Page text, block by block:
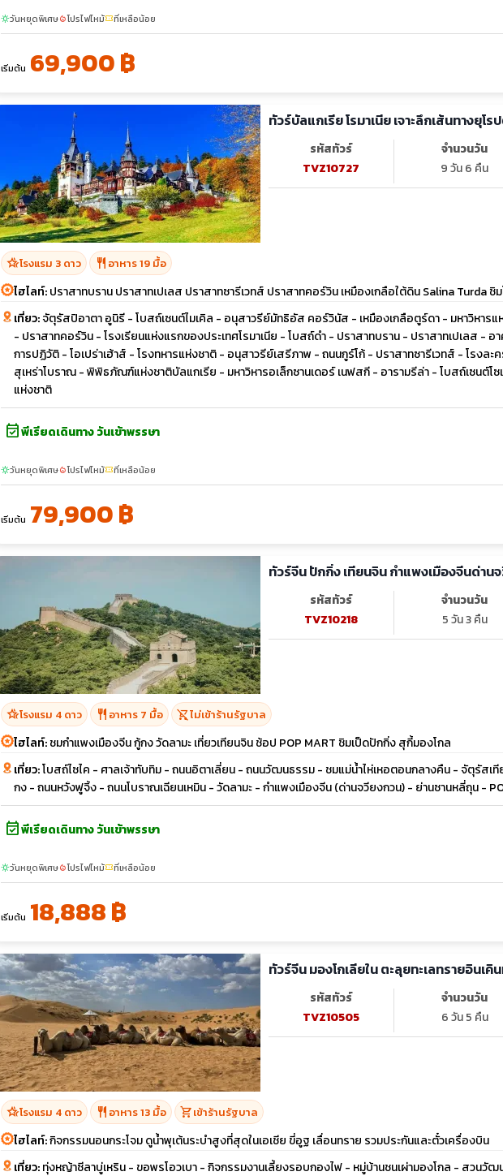
sunnyวันหยุดพิเศษlocal_fire_departmentโปรไฟไหม้confirmation_numberที่เหลือน้อย
เริ่มต้น 69,900 ฿
ทัวร์บัลแกเรีย โรมาเนีย เจาะลึกเส้นทางยุ
รหัสทัวร์
TVZ10727
จำนวนวัน
9 วัน 6 คืน
hotel_classโรงแรม 3 ดาว restaurant อาหาร 19 มื้อ
ไฮไลท์:ปราสาทบราน ปราสาทเปเลส ปราสาทซารีเวทส์ ปราสาทคอร์วิน เหมืองเกลือใต้ดิน Salina Turda ชิ
เที่ยว:จัตุรัสปิอาตา อูนิรี - โบสถ์เซนต์ไมเคิล - อนุสาวรีย์มัทธิอัส คอร์วินัส - เหมืองเกลือตูร์ดา - มหาวิหาร
- ปราสาทคอร์วิน - โรงเรียนแห่งแรกของประเทศโรมาเนีย - โบสถ์ดำ - ปราสาทบราน - ปราสาทเปเลส -
การปฏิวัติ - โอเปร่าเฮ้าส์ - โรงทหารแห่งชาติ - อนุสาวรีย์เสรีภาพ - ถนนกูร์โก้ - ปราสาทซารีเวทส์ - โรงล
สุเหร่าโบราณ - พิพิธภัณฑ์แห่งชาติบัลแกเรีย - มหาวิหารอเล็กซานเดอร์ เนฟสกี - อารามรีล่า - โบสถ์เซนต์โ
แห่งชาติ
event_availableพีเรียดเดินทาง วันเข้าพรรษา
sunnyวันหยุดพิเศษlocal_fire_departmentโปรไฟไหม้confirmation_numberที่เหลือน้อย
เริ่มต้น 79,900 ฿
ทัวร์จีน ปักกิ่ง เทียนจิน กำแพงเมืองจีนด่าน
รหัสทัวร์
TVZ10218
จำนวนวัน
5 วัน 3 คืน
hotel_classโรงแรม 4 ดาว restaurant อาหาร 7 มื้อ shopping_cart_offไม่เข้าร้านรัฐบาล
ไฮไลท์:ชมกำแพงเมืองจีน กู้กง วัดลามะ เที่ยวเทียนจิน ช้อป POP MART ชิมเป็ดปักกิ่ง สุกี้มองโกล
เที่ยว:โบสถ์ไซไค - ศาลเจ้าทับทิม - ถนนอิตาเลี่ยน - ถนนวัฒนธรรม - ชมแม่น้ำไห่เหอตอนกลางคืน - จัตุรัสเ
กง - ถนนหวังฟูจิ้ง - ถนนโบราณเฉียนเหมิน - วัดลามะ - กำแพงเมืองจีน (ด่านจวียงกวน) - ย่านซานหลี่ถุน -
event_availableพีเรียดเดินทาง วันเข้าพรรษา
sunnyวันหยุดพิเศษlocal_fire_departmentโปรไฟไหม้confirmation_numberที่เหลือน้อย
เริ่มต้น 18,888 ฿
ทัวร์จีน มองโกเลียใน ตะลุยทะเลทรายอินเคิ
รหัสทัวร์
TVZ10505
จำนวนวัน
6 วัน 5 คืน
hotel_classโรงแรม 4 ดาว restaurant อาหาร 13 มื้อ shopping_cartเข้าร้านรัฐบาล
ไฮไลท์:กิจกรรมนอนกระโจม ดูน้ำพุเต้นระบำสูงที่สุดในเอเชีย ขี่อูฐ เลื่อนทราย รวมประกันและตั๋วเครื่องบิน
เที่ยว:ทุ่งหญ้าซีลาบู่เหริน - ขอพรโอวเบา - กิจกรรมงานเลี้ยงรอบกองไฟ - หมู่บ้านชนเผ่ามองโกล - สวนวั